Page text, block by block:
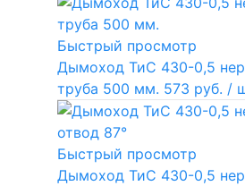
Быстрый просмотр
Дымоход ТиС 430-0,5
труба 500 мм. 573 руб. /
Быстрый просмотр
Дымоход ТиС 430-0,5